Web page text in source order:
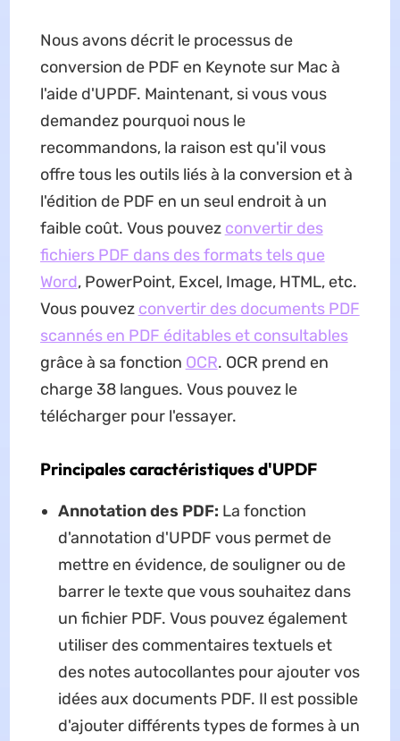
Nous avons décrit le processus de
conversion de PDF en Keynote sur Mac à
l'aide d'UPDF. Maintenant, si vous vous
demandez pourquoi nous le
recommandons, la raison est qu'il vous
offre tous les outils liés à la conversion et à
l'édition de PDF en un seul endroit à un
faible coût. Vous pouvez convertir des
fichiers PDF dans des formats tels que
Word, PowerPoint, Excel, Image, HTML, etc.
Vous pouvez convertir des documents PDF
scannés en PDF éditables et consultables
grâce à sa fonction OCR. OCR prend en
charge 38 langues. Vous pouvez le
télécharger pour l'essayer.
Principales caractéristiques d'UPDF
Annotation des PDF: La fonction
d'annotation d'UPDF vous permet de
mettre en évidence, de souligner ou de
barrer le texte que vous souhaitez dans
un fichier PDF. Vous pouvez également
utiliser des commentaires textuels et
des notes autocollantes pour ajouter vos
idées aux documents PDF. Il est possible
d'ajouter différents types de formes à un